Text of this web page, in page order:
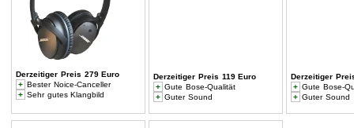
Derzeitiger Preis 279 Euro
+ Bester Noice-Canceller
+ Sehr gutes Klangbild
Derzeitiger Preis 119 Euro
+ Gute Bose-Qualität
+ Guter Sound
Derzeitiger
+ Gute Bose-
+ Guter Sound